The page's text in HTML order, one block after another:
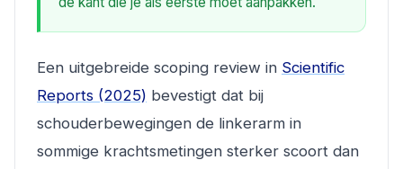
Een uitgebreide scoping review in Scientific
Reports (2025) bevestigt dat bij
schouderbewegingen de linkerarm in
sommige krachtsmetingen sterker scoort dan